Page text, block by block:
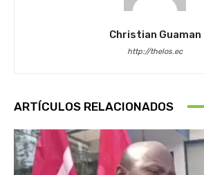
Christian Guaman
http://thelos.ec
ARTÍCULOS RELACIONADOS